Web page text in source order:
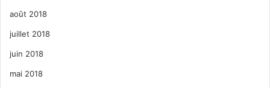
août 2018
juillet 2018
juin 2018
mai 2018